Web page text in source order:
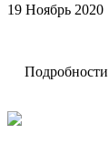
19 Ноябрь 2020